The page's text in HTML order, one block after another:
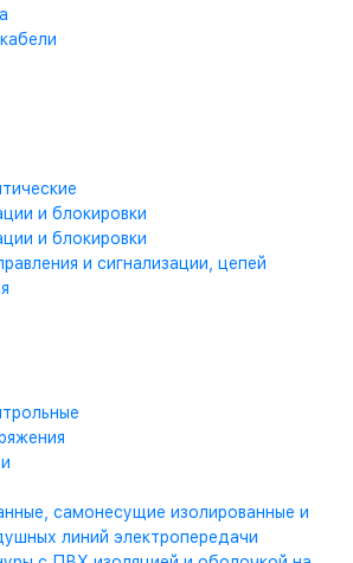
и блокировки
и блокировки
и сигнализации, цепей
самонесущие изолированные и
линий электропередачи